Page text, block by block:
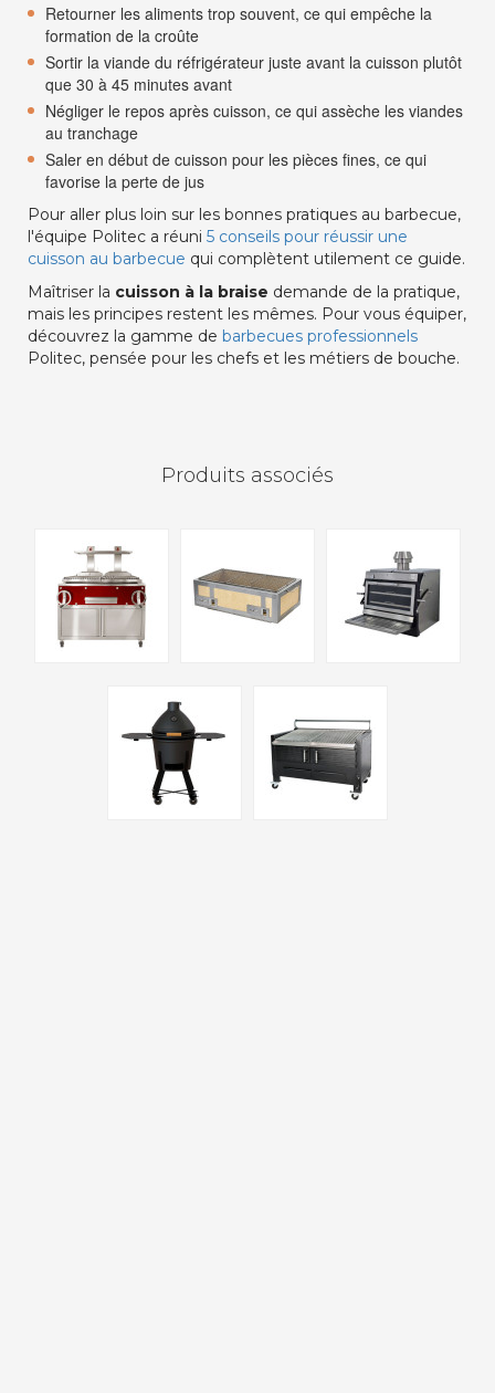
Retourner les aliments trop souvent, ce qui empêche la
formation de la croûte
Sortir la viande du réfrigérateur juste avant la cuisson plutôt
que 30 à 45 minutes avant
Négliger le repos après cuisson, ce qui assèche les viandes
au tranchage
Saler en début de cuisson pour les pièces fines, ce qui
favorise la perte de jus
Pour aller plus loin sur les bonnes pratiques au barbecue,
l'équipe Politec a réuni 5 conseils pour réussir une
cuisson au barbecue qui complètent utilement ce guide.
Maîtriser la cuisson à la braise demande de la pratique,
mais les principes restent les mêmes. Pour vous équiper,
découvrez la gamme de barbecues professionnels
Politec, pensée pour les chefs et les métiers de bouche.
Produits associés